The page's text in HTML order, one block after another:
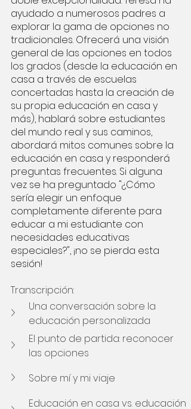
ayudado a numerosos padres a
explorar la gama de opciones no
tradicionales. Ofrecerá una visión
general de las opciones en todos
los grados (desde la educación en
casa a través de escuelas
concertadas hasta la creación de
su propia educación en casa y
más), hablará sobre estudiantes
del mundo real y sus caminos,
abordará mitos comunes sobre la
educación en casa y responderá
preguntas frecuentes. Si alguna
vez se ha preguntado "¿Cómo
sería elegir un enfoque
completamente diferente para
educar a mi estudiante con
necesidades educativas
especiales?", ¡no se pierda esta
sesión!
Transcripción:
Una conversación sobre la
educación personalizada
El punto de partida: reconocer
las opciones
Sobre mí y mi viaje
Educación en casa vs. educación